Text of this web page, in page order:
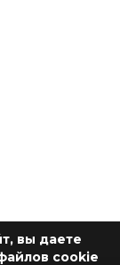
вы даете
cookie